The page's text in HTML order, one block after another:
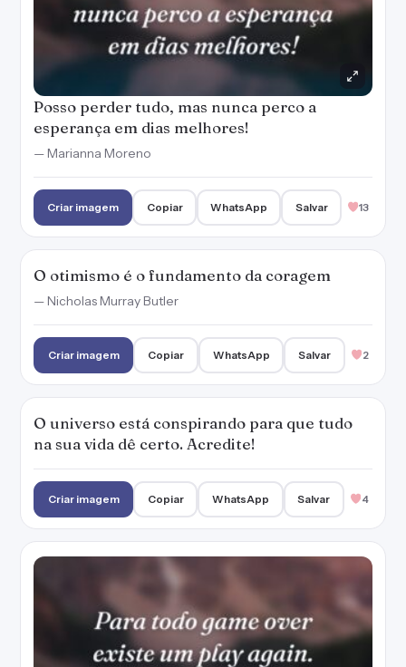
Posso perder tudo, mas nunca perco a
esperança em dias melhores!
— Marianna Moreno
Criar imagem Copiar WhatsApp Salvar 13
O otimismo é o fundamento da coragem
— Nicholas Murray Butler
Criar imagem Copiar WhatsApp Salvar 2
O universo está conspirando para que tudo
na sua vida dê certo. Acredite!
Criar imagem Copiar WhatsApp Salvar 4